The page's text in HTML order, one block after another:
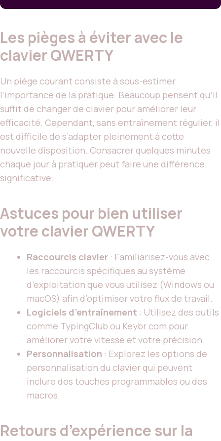
Les pièges à éviter avec le
clavier QWERTY
Un piège courant consiste à sous-estimer
l’importance de la pratique. Beaucoup pensent qu’il
suffit de changer de clavier pour améliorer leur
efficacité. Cependant, sans entraînement régulier, il
est difficile de s’adapter pleinement à cette
nouvelle disposition. Consacrer quelques minutes
chaque jour à pratiquer peut faire une différence
significative.
Astuces pour bien utiliser
votre clavier QWERTY
Raccourcis clavier : Familiarisez-vous avec
les raccourcis spécifiques au système
d’exploitation que vous utilisez (Windows ou
macOS) afin d’optimiser votre flux de travail.
Logiciels d’entraînement : Utilisez des outils
comme TypingClub ou Keybr.com pour
améliorer votre vitesse et votre précision.
Personnalisation : Explorez les options de
personnalisation du clavier qui peuvent
inclure des touches programmables ou des
macros.
Retours d’expérience sur la